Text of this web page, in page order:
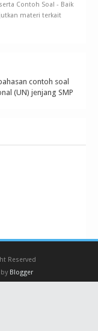
Contoh Soal - Baik
materi terkait
contoh soal
(UN) jenjang SMP
Reserved
Blogger